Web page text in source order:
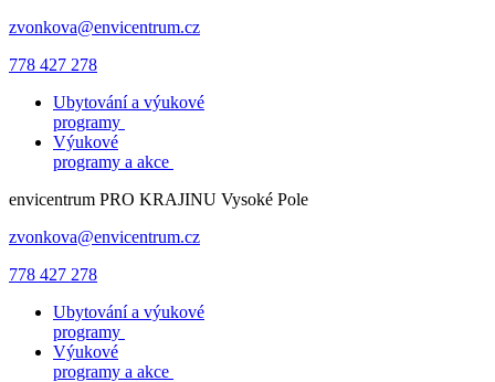
zvonkova@envicentrum.cz
778 427 278
Ubytování a výukové
programy
Výukové
programy a akce
envicentrum PRO KRAJINU Vysoké Pole
zvonkova@envicentrum.cz
778 427 278
Ubytování a výukové
programy
Výukové
programy a akce